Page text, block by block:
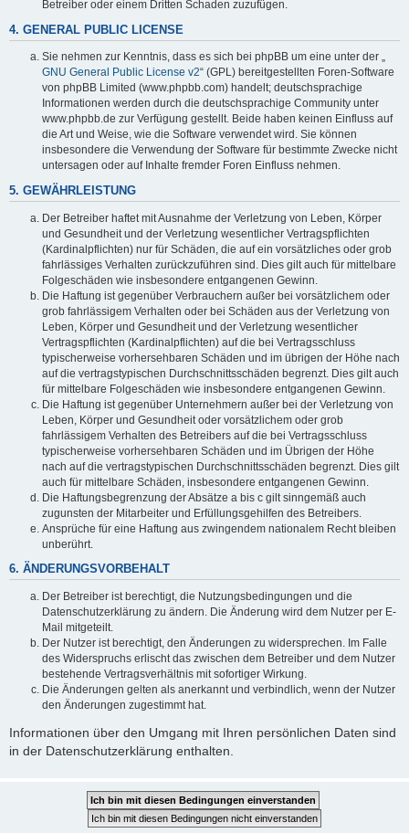
Betreiber oder einem Dritten Schaden zuzufügen.
4. GENERAL PUBLIC LICENSE
Sie nehmen zur Kenntnis, dass es sich bei phpBB um eine unter der „
GNU General Public License v2“ (GPL) bereitgestellten Foren-Software
von phpBB Limited (www.phpbb.com) handelt; deutschsprachige
Informationen werden durch die deutschsprachige Community unter
www.phpbb.de zur Verfügung gestellt. Beide haben keinen Einfluss auf
die Art und Weise, wie die Software verwendet wird. Sie können
insbesondere die Verwendung der Software für bestimmte Zwecke nicht
untersagen oder auf Inhalte fremder Foren Einfluss nehmen.
5. GEWÄHRLEISTUNG
Der Betreiber haftet mit Ausnahme der Verletzung von Leben, Körper
und Gesundheit und der Verletzung wesentlicher Vertragspflichten
(Kardinalpflichten) nur für Schäden, die auf ein vorsätzliches oder grob
fahrlässiges Verhalten zurückzuführen sind. Dies gilt auch für mittelbare
Folgeschäden wie insbesondere entgangenen Gewinn.
Die Haftung ist gegenüber Verbrauchern außer bei vorsätzlichem oder
grob fahrlässigem Verhalten oder bei Schäden aus der Verletzung von
Leben, Körper und Gesundheit und der Verletzung wesentlicher
Vertragspflichten (Kardinalpflichten) auf die bei Vertragsschluss
typischerweise vorhersehbaren Schäden und im übrigen der Höhe nach
auf die vertragstypischen Durchschnittsschäden begrenzt. Dies gilt auch
für mittelbare Folgeschäden wie insbesondere entgangenen Gewinn.
Die Haftung ist gegenüber Unternehmern außer bei der Verletzung von
Leben, Körper und Gesundheit oder vorsätzlichem oder grob
fahrlässigem Verhalten des Betreibers auf die bei Vertragsschluss
typischerweise vorhersehbaren Schäden und im Übrigen der Höhe
nach auf die vertragstypischen Durchschnittsschäden begrenzt. Dies gilt
auch für mittelbare Schäden, insbesondere entgangenen Gewinn.
Die Haftungsbegrenzung der Absätze a bis c gilt sinngemäß auch
zugunsten der Mitarbeiter und Erfüllungsgehilfen des Betreibers.
Ansprüche für eine Haftung aus zwingendem nationalem Recht bleiben
unberührt.
6. ÄNDERUNGSVORBEHALT
Der Betreiber ist berechtigt, die Nutzungsbedingungen und die
Datenschutzerklärung zu ändern. Die Änderung wird dem Nutzer per E-
Mail mitgeteilt.
Der Nutzer ist berechtigt, den Änderungen zu widersprechen. Im Falle
des Widerspruchs erlischt das zwischen dem Betreiber und dem Nutzer
bestehende Vertragsverhältnis mit sofortiger Wirkung.
Die Änderungen gelten als anerkannt und verbindlich, wenn der Nutzer
den Änderungen zugestimmt hat.
Informationen über den Umgang mit Ihren persönlichen Daten sind
in der Datenschutzerklärung enthalten.